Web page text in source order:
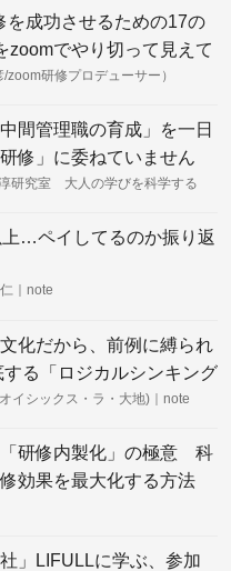
を成功させるための17の
zoomでやり切って見えて
zoom研修プロデューサー）
間管理職の育成」を一日
修」に委ねていません
研究室 大人の学びを科学する
…ペイしてるのか振り返
｜note
化だから、前例に縛られ
る「ロジカルシンキング
イシックス・ラ・大地)｜note
研修内製化」の極意 科
効果を最大化する方法
」LIFULLに学ぶ、参加